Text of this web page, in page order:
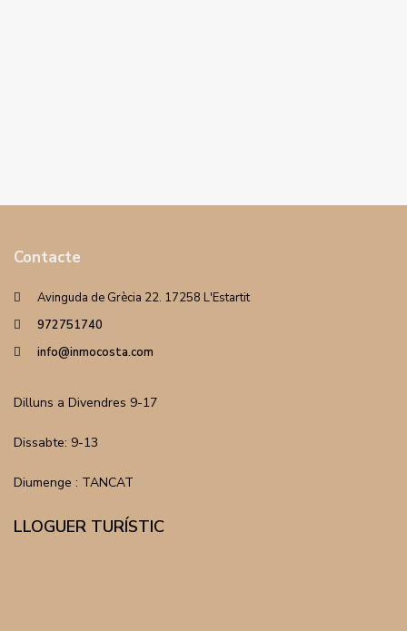
Contacte
Avinguda de Grècia 22. 17258 L'Estartit
972751740
info@inmocosta.com
Dilluns a Divendres 9-17
Dissabte: 9-13
Diumenge : TANCAT
LLOGUER TURÍSTIC